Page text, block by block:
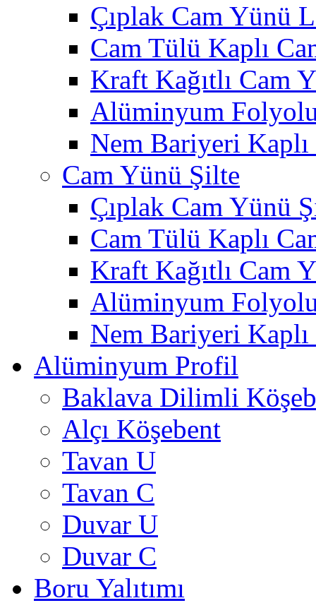
Çıplak Cam Yünü
Cam Tülü Kaplı
Kraft Kağıtlı Cam
Alüminyum
Nem Bariyeri
Cam Yünü Şilte
Çıplak Cam Yünü
Cam Tülü Kaplı
Kraft Kağıtlı Cam
Alüminyum
Nem Bariyeri
Alüminyum Profil
Baklava Dilimli
Alçı Köşebent
Tavan U
Tavan C
Duvar U
Duvar C
Boru Yalıtımı